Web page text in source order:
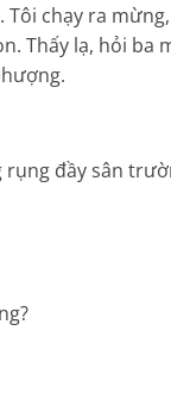
chạy ra
Thấy lạ, hỏi ba
đầy sân